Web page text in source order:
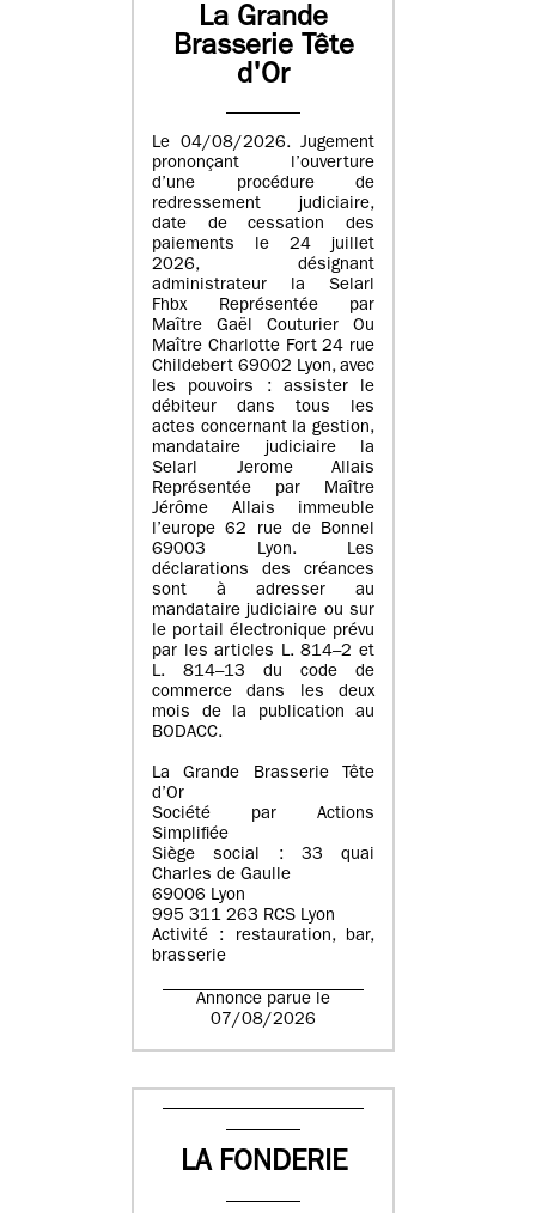
La Grande
Brasserie Tête
d'Or
Le 04/08/2026. Jugement
prononçant l’ouverture
d’une procédure de
redressement judiciaire,
date de cessation des
paiements le 24 juillet
2026, désignant
administrateur la Selarl
Fhbx Représentée par
Maître Gaël Couturier Ou
Maître Charlotte Fort 24 rue
Childebert 69002 Lyon, avec
les pouvoirs : assister le
débiteur dans tous les
actes concernant la gestion,
mandataire judiciaire la
Selarl Jerome Allais
Représentée par Maître
Jérôme Allais immeuble
l’europe 62 rue de Bonnel
69003 Lyon. Les
déclarations des créances
sont à adresser au
mandataire judiciaire ou sur
le portail électronique prévu
par les articles L. 814–2 et
L. 814–13 du code de
commerce dans les deux
mois de la publication au
BODACC.
La Grande Brasserie Tête
d’Or
Société par Actions
Simplifiée
Siège social : 33 quai
Charles de Gaulle
69006 Lyon
995 311 263 RCS Lyon
Activité : restauration, bar,
brasserie
Annonce parue le
07/08/2026
LA FONDERIE